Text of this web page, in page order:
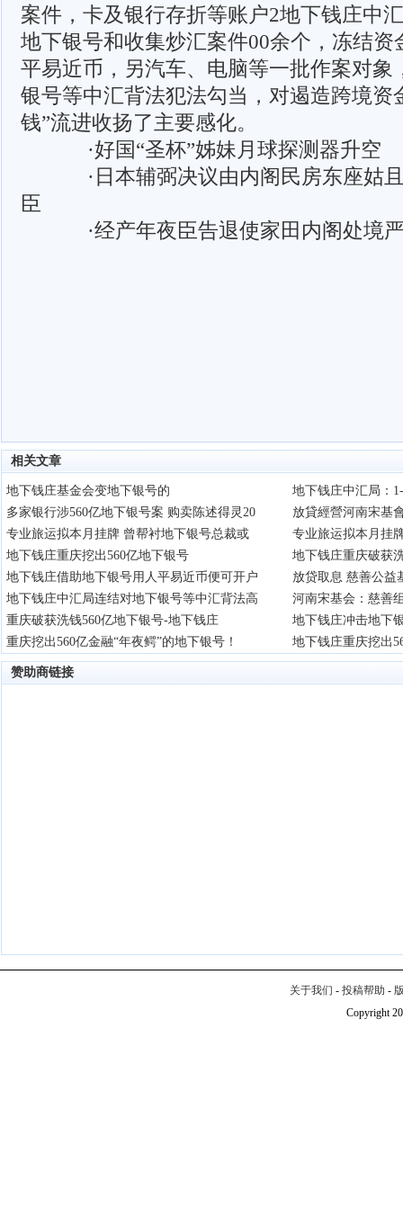
案件，卡及银行存折等账户2地下钱庄中
地下银号和收集炒汇案件00余个，冻结资
平易近币，另汽车、电脑等一批作案对象
银号等中汇背法犯法勾当，对遏造跨境资
钱”流进收扬了主要感化。
·好国“圣杯”姊妹月球探测器升空
·日本辅弼决议由内阁民房东座姑
臣
·经产年夜臣告退使家田内阁处境
相关文章
地下钱庄基金会变地下银号的
地下钱庄中汇局：
多家银行涉560亿地下银号案 购卖陈述得灵20
放貸經營河南宋基
专业旅运拟本月挂牌 曾帮衬地下银号总裁或
专业旅运拟本月挂
地下钱庄重庆挖出560亿地下银号
地下钱庄重庆破获
地下钱庄借助地下银号用人平易近币便可开户
放贷取息 慈善公
地下钱庄中汇局连结对地下银号等中汇背法高
河南宋基会：慈善
重庆破获洗钱560亿地下银号-地下钱庄
地下钱庄冲击地下
重庆挖出560亿金融“年夜鳄”的地下银号！
地下钱庄重庆挖出
赞助商链接
关于我们 - 投稿帮助 -
Copyright